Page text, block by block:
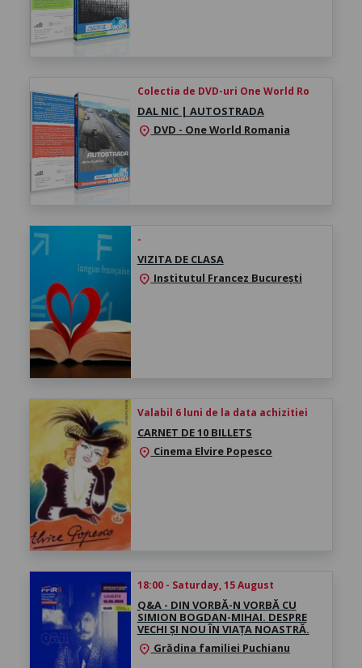
Colectia de DVD-uri One World Ro
DAL NIC | AUTOSTRADA
location_on DVD - One World Romania
-
VIZITA DE CLASA
location_on Institutul Francez București
Valabil 6 luni de la data achizitiei
CARNET DE 10 BILLETS
location_on Cinema Elvire Popesco
18:00 - Saturday, 15 August
Q&A - DIN VORBĂ-N VORBĂ CU
SIMION BOGDAN-MIHAI. DESPRE
VECHI ȘI NOU ÎN VIAȚA NOASTRĂ.
location_on Grădina familiei Puchianu